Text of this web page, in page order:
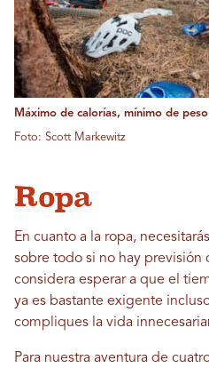
Máximo de calorías, mínimo de
Foto: Scott Markewitz
Ropa
En cuanto a la ropa,
sobre todo si no hay previsión
considera esperar a que el
ya es bastante exigente
compliques la vida
Para nuestra aventura de